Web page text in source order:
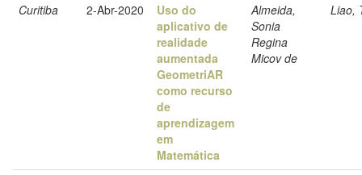
Curitiba 2-Abr-2020
Uso do
aplicativo de
realidade
aumentada
GeometriAR
como recurso
de
aprendizagem
em
Matemática
Almeida,
Sonia
Regina
Micov de
Liao,